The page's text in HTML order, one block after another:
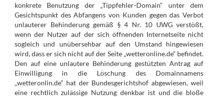
konkrete Benutzung der „Tippfehler-Domain“ unter dem
Gesichtspunkt des Abfangens von Kunden gegen das Verbot
unlauterer Behinderung gemäß § 4 Nr. 10 UWG verstößt,
wenn der Nutzer auf der sich öffnenden Internetseite nicht
sogleich und unübersehbar auf den Umstand hingewiesen
wird, dass er sich nicht auf der Seite „wetteronline.de“ befindet.
Den auf eine unlautere Behinderung gestützten Antrag auf
Einwilligung in die Löschung des Domainnamens
„wetteronlin.de“ hat der Bundesgerichtshof abgewiesen, weil
eine rechtlich zulässige Nutzung denkbar ist und die bloße